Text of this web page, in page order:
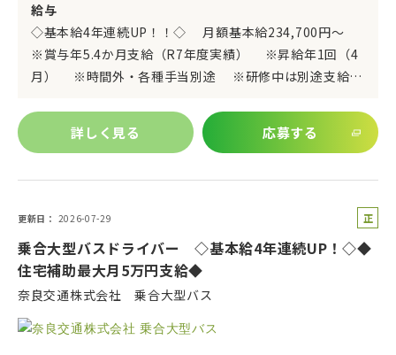
給与
◇基本給4年連続UP！！◇ 月額基本給234,700円～
※賞与年5.4か月支給（R7年度実績） ※昇給年1回（4
月） ※時間外・各種手当別途 ※研修中は別途支給…
詳しく見る 応募する
更新日 2026-07-29
正
員
乗合大型バスドライバー ◇基本給4年連続UP！◇◆
住宅補助最大月5万円支給◆
奈良交通株式会社 乗合大型バス